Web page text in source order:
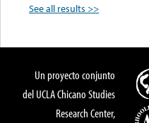
See all results >>
Un proyecto conjunto
del UCLA Chicano Studies
Research Center,